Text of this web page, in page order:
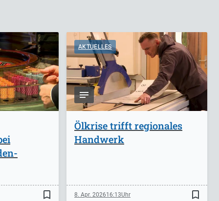
bookmark_border
AKTUELLES
Ölkrise trifft regionales
Handwerk
8. Apr. 202616:13 bookmark_border